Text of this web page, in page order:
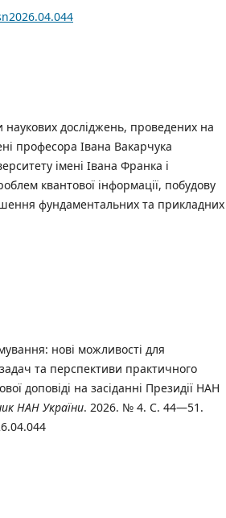
наукових досліджень, проведених на
професора Івана Вакарчука
імені Івана Франка і
квантової інформації, побудову
фундаментальних та прикладних
нові можливості для
та перспективи практичного
доповіді на засіданні Президії НАН
НАН України. 2026. № 4. С. 44—51.